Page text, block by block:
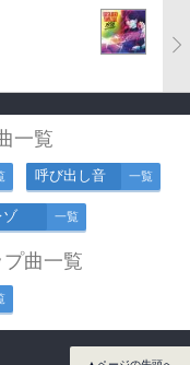
一覧
呼び出し音 一覧
ゾ 一覧
曲一覧